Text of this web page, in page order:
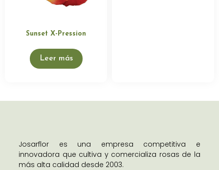
Sunset X-Pression
Leer más
Josarflor es una empresa competitiva e
innovadora que cultiva y comercializa rosas de la
más alta calidad desde 2003.